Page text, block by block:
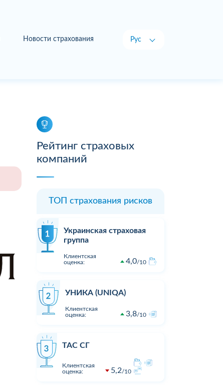
Новости страхования Рус
Рейтинг страховых
компаний
ТОП страхования рисков
Украинская страховая
группа
Клиентская
оценка:
4,0 10
УНИКА (UNIQA)
Клиентская
оценка:
3,8 10
ТАС СГ
Клиентская
оценка:
5,2 10